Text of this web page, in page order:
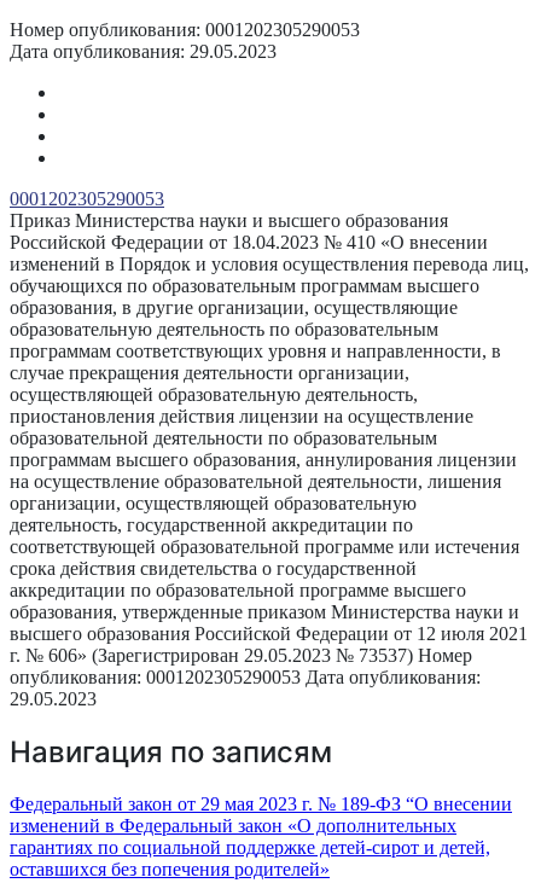
Номер опубликования: 0001202305290053
Дата опубликования: 29.05.2023
0001202305290053
Приказ Министерства науки и высшего образования
Российской Федерации от 18.04.2023 № 410 «О внесении
изменений в Порядок и условия осуществления перевода лиц,
обучающихся по образовательным программам высшего
образования, в другие организации, осуществляющие
образовательную деятельность по образовательным
программам соответствующих уровня и направленности, в
случае прекращения деятельности организации,
осуществляющей образовательную деятельность,
приостановления действия лицензии на осуществление
образовательной деятельности по образовательным
программам высшего образования, аннулирования лицензии
на осуществление образовательной деятельности, лишения
организации, осуществляющей образовательную
деятельность, государственной аккредитации по
соответствующей образовательной программе или истечения
срока действия свидетельства о государственной
аккредитации по образовательной программе высшего
образования, утвержденные приказом Министерства науки и
высшего образования Российской Федерации от 12 июля 2021
г. № 606» (Зарегистрирован 29.05.2023 № 73537) Номер
опубликования: 0001202305290053 Дата опубликования:
29.05.2023
Навигация по записям
Федеральный закон от 29 мая 2023 г. № 189-ФЗ “О внесении
изменений в Федеральный закон «О дополнительных
гарантиях по социальной поддержке детей-сирот и детей,
оставшихся без попечения родителей»